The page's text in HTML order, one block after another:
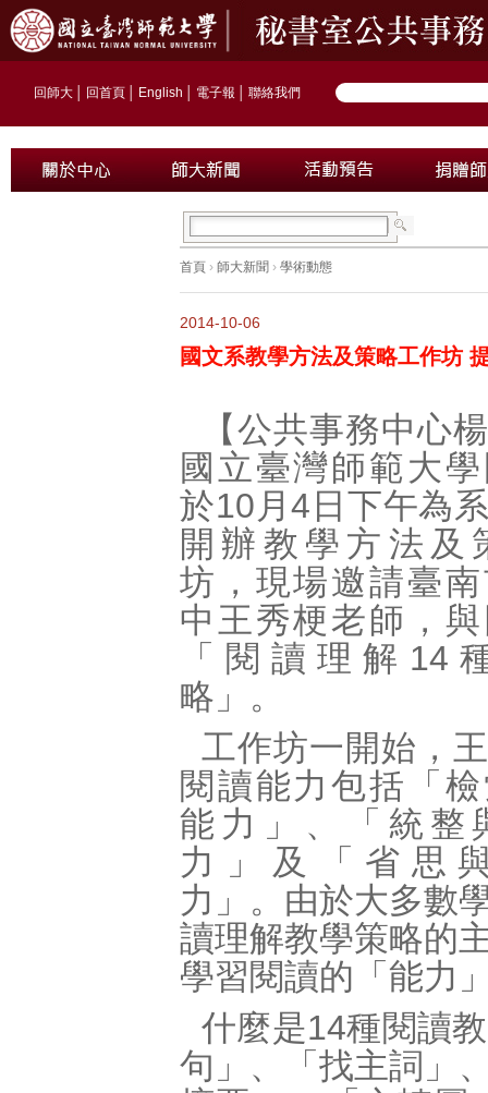
回師大 回首頁 English 電子報 聯絡我們
首頁 › 師大新聞 › 學術動態
2014-10-06
國文系教學方法及策略工作坊
【公共事務中心
國立臺灣師範大
於10月4日下午為
開辦教學方法及
坊，現場邀請臺
中王秀梗老師，
「閱讀理解14
略」。
工作坊一開始，
閱讀能力包括「
能力」、「統整
力」及「省思
力」。由於大多數
讀理解教學策略的
學習閱讀的「能力
什麼是14種閱讀
句」、「找主詞」